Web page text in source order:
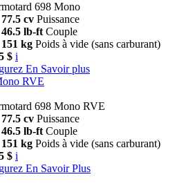
698 Mono
77.5 cv Puissance
46.5 lb-ft Couple
151 kg Poids à vide (sans carburant)
$ i
En Savoir plus
RVE
698 Mono RVE
77.5 cv Puissance
46.5 lb-ft Couple
151 kg Poids à vide (sans carburant)
$ i
En Savoir Plus